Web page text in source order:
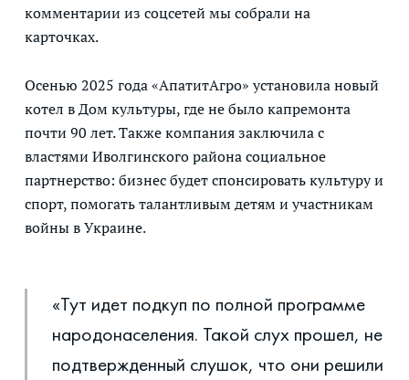
комментарии из соцсетей мы собрали на
карточках.
Осенью 2025 года «АпатитАгро» установила новый
котел в Дом культуры, где не было капремонта
почти 90 лет. Также компания заключила с
властями Иволгинского района социальное
партнерство: бизнес будет спонсировать культуру и
спорт, помогать талантливым детям и участникам
войны в Украине.
«Тут идет подкуп по полной программе
народонаселения. Такой слух прошел, не
подтвержденный слушок, что они решили